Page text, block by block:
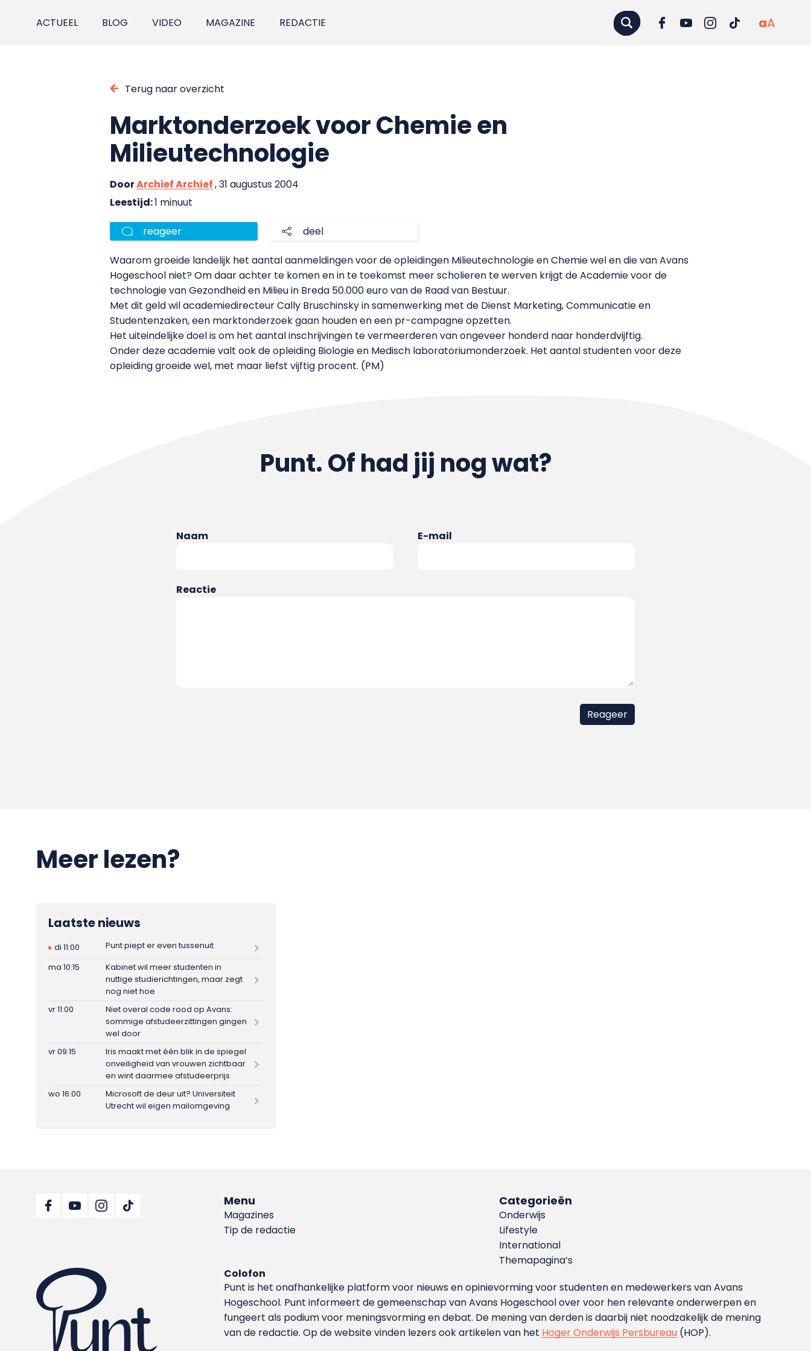
ACTUEEL BLOG VIDEO MAGAZINE REDACTIE aA
Terug naar overzicht
Marktonderzoek voor Chemie en
Milieutechnologie
DoorArchief Archief, 31 augustus 2004
Leestijd:1 minuut
reageer deel
Waarom groeide landelijk het aantal aanmeldingen voor de opleidingen Milieutechnologie en Chemie wel en die van Avans
Hogeschool niet? Om daar achter te komen en in te toekomst meer scholieren te werven krijgt de Academie voor de
technologie van Gezondheid en Milieu in Breda 50.000 euro van de Raad van Bestuur.
Met dit geld wil academiedirecteur Cally Bruschinsky in samenwerking met de Dienst Marketing, Communicatie en
Studentenzaken, een marktonderzoek gaan houden en een pr-campagne opzetten.
Het uiteindelijke doel is om het aantal inschrijvingen te vermeerderen van ongeveer honderd naar honderdvijftig.
Onder deze academie valt ook de opleiding Biologie en Medisch laboratoriumonderzoek. Het aantal studenten voor deze
opleiding groeide wel, met maar liefst vijftig procent. (PM)
Punt. Of had jij nog wat?
Naam E-mail
Reactie
Meer lezen?
Laatste nieuws
di 11:00
Punt piept er even tussenuit
ma 10:15
Kabinet wil meer studenten in
nuttige studierichtingen, maar zegt
nog niet hoe
vr 11:00
Niet overal code rood op Avans:
sommige afstudeerzittingen gingen
wel door
vr 09:15
Iris maakt met één blik in de spiegel
onveiligheid van vrouwen zichtbaar
en wint daarmee afstudeerprijs
wo 16:00
Microsoft de deur uit? Universiteit
Utrecht wil eigen mailomgeving
Menu
Magazines
Tip de redactie
Categorieën
Onderwijs
Lifestyle
International
Themapagina’s
Colofon
Punt is het onafhankelijke platform voor nieuws en opinievorming voor studenten en medewerkers van Avans
Hoge­school. Punt informeert de gemeenschap van Avans Hogeschool over voor hen relevante onderwerpen en
fungeert als podium voor meningsvorming en debat. De mening van derden is daarbij niet noodzakelijk de mening
van de redactie. Op de website vinden lezers ook artikelen van het Hoger Onderwijs Persbureau (HOP).